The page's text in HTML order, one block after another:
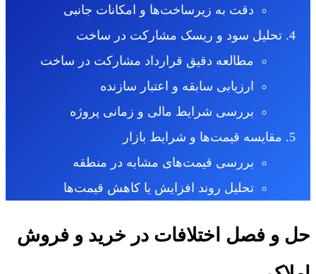
دقت به زیرساخت‌ها و امکانات جانبی
تحلیل سود و ریسک مشارکت در ساخت
مطالعه دقیق قرارداد مشارکت در ساخت
ارزیابی سابقه و اعتبار سازنده
بررسی شرایط مالی و زمانی پروژه
مقایسه قیمت‌ها و شرایط بازار
بررسی قیمت‌های مشابه در منطقه
تحلیل روند افزایش یا کاهش قیمت‌ها
حل و فصل اختلافات در خرید و فروش